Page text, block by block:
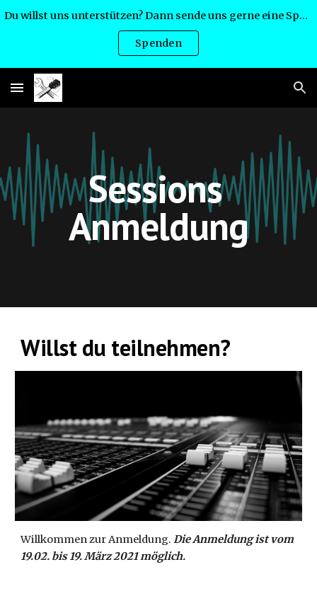
Du willst uns unterstützen? Dann sende uns gerne eine Spende:
Spenden
Sessions
Anmeldung
Willst du teilnehmen?
Willkommen zur Anmeldung. Die Anmeldung ist vom
19.02. bis 19. März 2021 möglich.